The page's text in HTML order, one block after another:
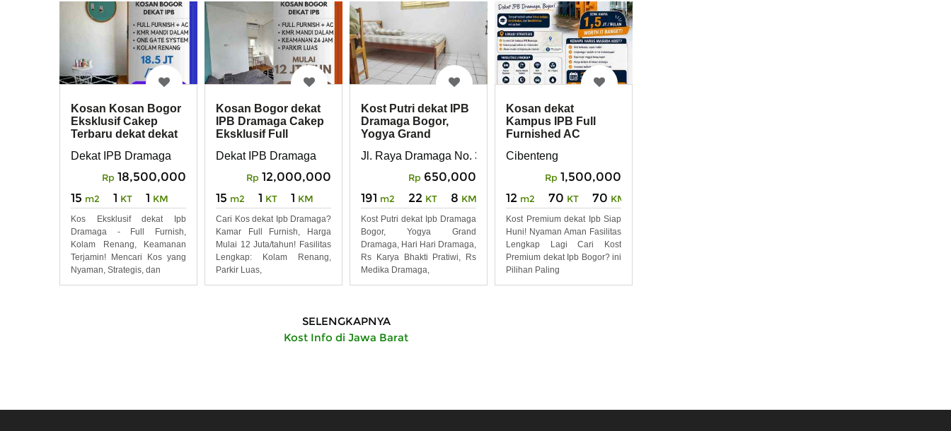
Kosan Kosan Bogor
Eksklusif Cakep
Terbaru dekat dekat
Dekat IPB Dramaga
Rp 18,500,000
15 m2 1 KT 1 KM
Kos Eksklusif dekat Ipb
Dramaga - Full Furnish,
Kolam Renang, Keamanan
Terjamin! Mencari Kos yang
Nyaman, Strategis, dan
Kosan Bogor dekat
IPB Dramaga Cakep
Eksklusif Full
Dekat IPB Dramaga
Rp 12,000,000
15 m2 1 KT 1 KM
Cari Kos dekat Ipb Dramaga?
Kamar Full Furnish, Harga
Mulai 12 Juta/tahun! Fasilitas
Lengkap: Kolam Renang,
Parkir Luas,
Kost Putri dekat IPB
Dramaga Bogor,
Yogya Grand
Jl. Raya Dramaga No. 37, Kel. Babakan, Kec. Dramaga, Kab. Bogor 16680
Rp 650,000
191 m2 22 KT 8 KM
Kost Putri dekat Ipb Dramaga
Bogor, Yogya Grand
Dramaga, Hari Hari Dramaga,
Rs Karya Bhakti Pratiwi, Rs
Medika Dramaga,
Kosan dekat
Kampus IPB Full
Furnished AC
Cibenteng
Rp 1,500,000
12 m2 70 KT 70 KM
Kost Premium dekat Ipb Siap
Huni! Nyaman Aman Fasilitas
Lengkap Lagi Cari Kost
Premium dekat Ipb Bogor? ini
Pilihan Paling
SELENGKAPNYA
Kost Info di Jawa Barat